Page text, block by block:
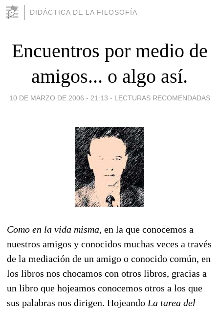
DIDÁCTICA DE LA FILOSOFÍA
Encuentros por medio de
amigos... o algo así.
10 DE MARZO DE 2006 - 21:13 - LECTURAS RECOMENDADAS
Como en la vida misma, en la que conocemos a
nuestros amigos y conocidos muchas veces a través
de la mediación de un amigo o conocido común, en
los libros nos chocamos con otros libros, gracias a
un libro que hojeamos conocemos otros a los que
sus palabras nos dirigen. Hojeando La tarea del